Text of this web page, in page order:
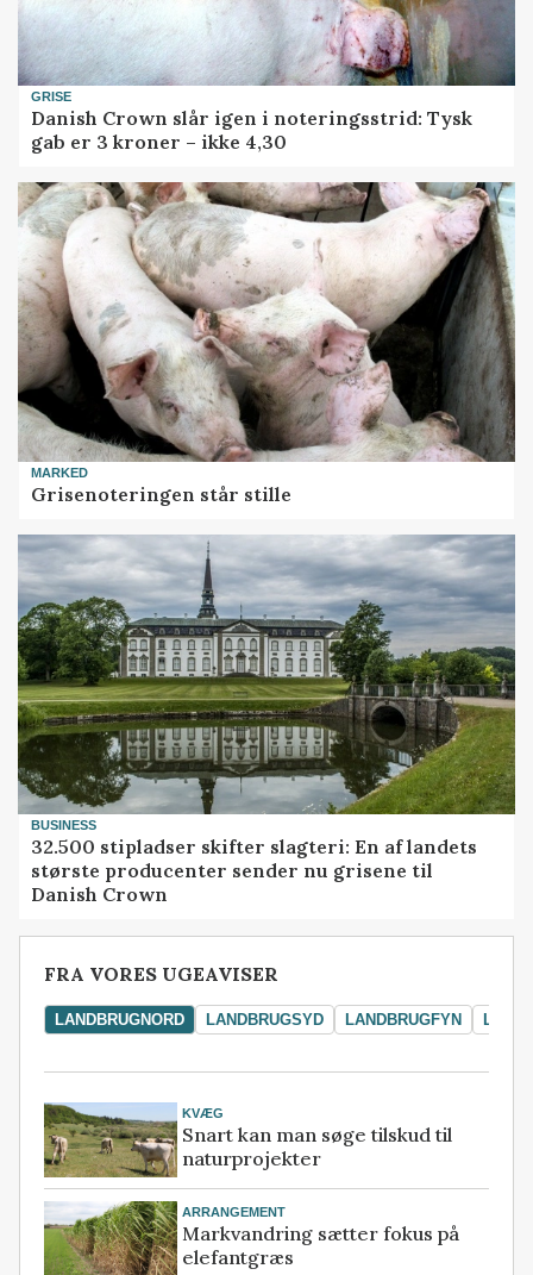
GRISE
Danish Crown slår igen i noteringsstrid: Tysk
gab er 3 kroner – ikke 4,30
MARKED
Grisenoteringen står stille
BUSINESS
32.500 stipladser skifter slagteri: En af landets
største producenter sender nu grisene til
Danish Crown
FRA VORES UGEAVISER
LANDBRUGNORD LANDBRUGSYD LANDBRUGFYN
KVÆG
Snart kan man søge tilskud til
naturprojekter
ARRANGEMENT
Markvandring sætter fokus på
elefantgræs